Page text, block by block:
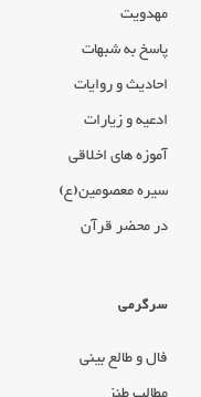
مهدویت
پاسخ به شبهات
احادیث و روایات
ادعیه و زیارات
آموزه های اخلاقی
سیره معصومین(ع)
در محضر قرآن
سرگرمی
فال و طالع بینی